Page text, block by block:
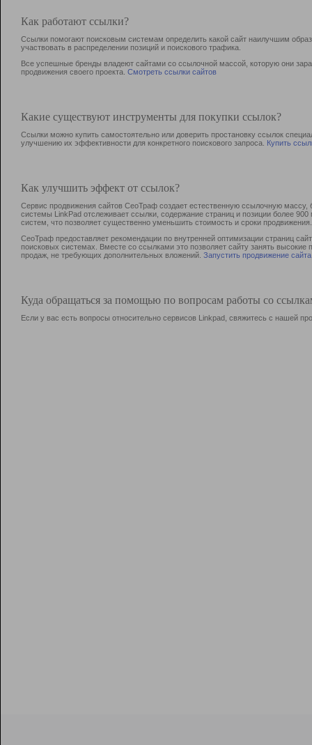
Как работают ссылки?
Ссылки помогают поисковым системам определить какой сайт наилучшим
участвовать в раcпределении позиций и поискового трафика.
Все успешные бренды владеют сайтами со ссылочной массой, которую они
продвижения своего проекта. Смотреть ссылки сайтов
Какие существуют инструменты для покупки ссылок?
Ссылки можно купить самостоятельно или доверить простановку ссылок
улучшению их эффективности для конкретного поискового запроса. Купить
Как улучшить эффект от ссылок?
Сервис продвижения сайтов СеоТраф создает естественную ссылочную
системы LinkPad отслеживает ссылки, содержание страниц и позиции более
систем, что позволяет существенно уменьшить стоимость и сроки продвижения.
СеоТраф предоставляет рекомендации по внутренней оптимизации страниц
поисковых системах. Вместе со ссылками это позволяет сайту занять
продаж, не требующих дополнительных вложений. Запустить продвижение сайта
Куда обращаться за помощью по вопросам работы со
Если у вас есть вопросы относительно сервисов Linkpad, свяжитесь с нашей